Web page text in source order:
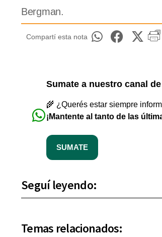
Bergman.
Compartí esta nota
Sumate a nuestro canal
🌾 ¿Querés estar siempre
¡Mantente al tanto de las
SUMATE
Seguí leyendo:
Temas relacionados: